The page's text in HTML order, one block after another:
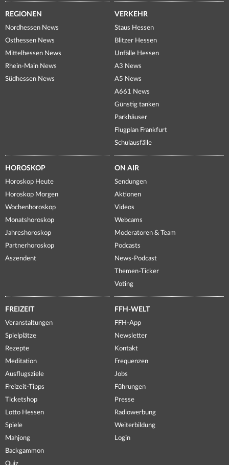
REGIONEN
Nordhessen News
Osthessen News
Mittelhessen News
Rhein-Main News
Südhessen News
VERKEHR
Staus Hessen
Blitzer Hessen
Unfälle Hessen
A3 News
A5 News
A661 News
Günstig tanken
Parkhäuser
Flugplan Frankfurt
Schulausfälle
HOROSKOP
Horoskop Heute
Horoskop Morgen
Wochenhoroskop
Monatshoroskop
Jahreshoroskop
Partnerhoroskop
Aszendent
ON AIR
Sendungen
Aktionen
Videos
Webcams
Moderatoren & Team
Podcasts
News-Podcast
Themen-Ticker
Voting
FREIZEIT
Veranstaltungen
Spielplätze
Rezepte
Meditation
Ausflugsziele
Freizeit-Tipps
Ticketshop
Lotto Hessen
Spiele
Mahjong
Backgammon
Quiz
FFH-WELT
FFH-App
Newsletter
Kontakt
Frequenzen
Jobs
Führungen
Presse
Radiowerbung
Weiterbildung
Login